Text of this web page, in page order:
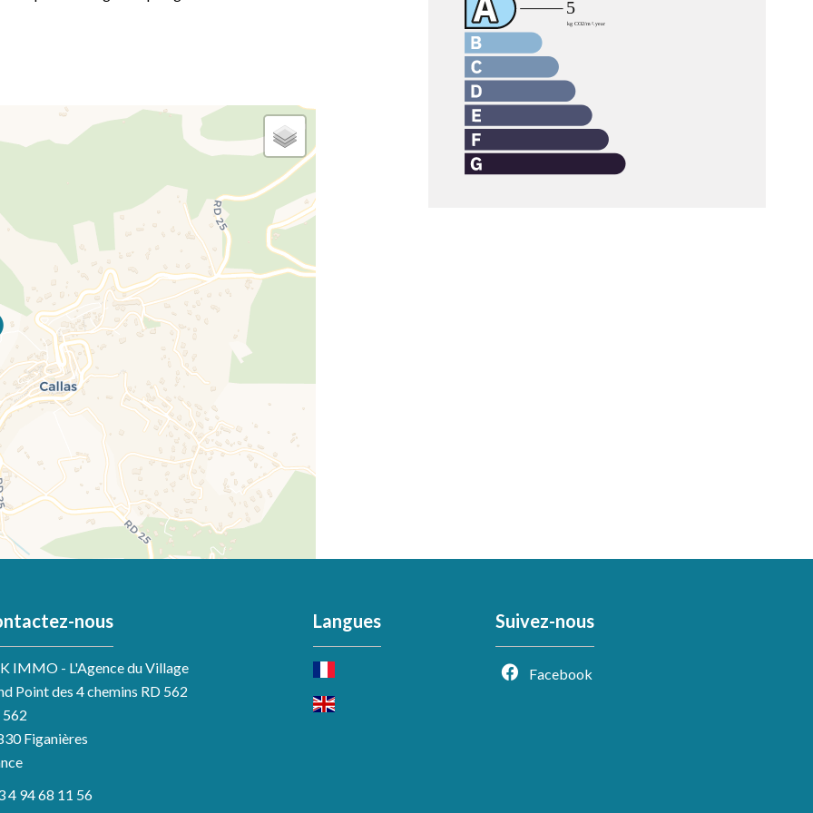
nous
IMMO - L'Agence du Village
Point des 4 chemins RD 562
562
Figanières
4 94 68 11 56
Langues Suivez-nous
Facebook